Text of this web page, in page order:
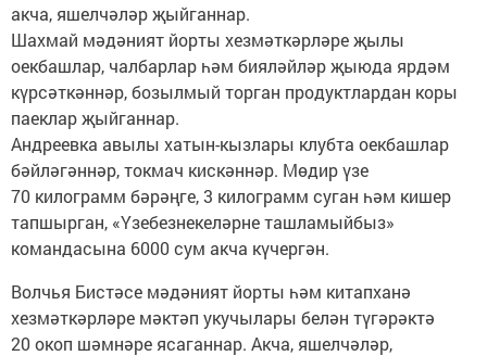
акча, яшелчәләр җыйганнар.
Шахмай мәдәният йорты хезмәткәрләре җылы
оекбашлар, чалбарлар һәм бияләйләр җыюда ярдәм
күрсәткәннәр, бозылмый торган продуктлардан коры
паеклар җыйганнар.
Андреевка авылы хатын-кызлары клубта оекбашлар
бәйләгәннәр, токмач кискәннәр. Мөдир үзе
70 килограмм бәрәңге, 3 килограмм суган һәм кишер
тапшырган, «Үзебезнекеләрне ташламыйбыз»
командасына 6000 сум акча күчергән.
Волчья Бистәсе мәдәният йорты һәм китапханә
хезмәткәрләре мәктәп укучылары белән түгәрәктә
20 окоп шәмнәре ясаганнар. Акча, яшелчәләр,